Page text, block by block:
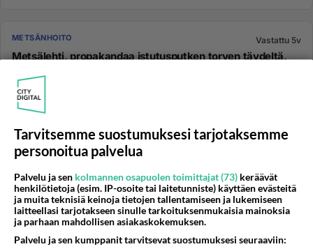
METSÄNHOITO Vastattu 5v
Metsälehti, propakandaa istutusputken torven täydeltä,
Metsälehden jota nyt ilmaiseksi tarjotaan agitointiin ei
kukaan järkevä ihminen usko. Valokuvat on
24.11.2020 14:21 3 287
METSÄNHOITO Vastattu 5v
Hallitukselle ja viherpiiperöille tiedoksi.
https://www.maaseuduntulevaisuus.fi/metsa/artikkeli-
1.1245636?
Tarvitsemme suostumuksesi tarjotaksemme
personoitua palvelua
Palvelu ja sen kolmannen osapuolen toimittajat (73) keräävät
henkilötietoja (esim. IP-osoite tai laitetunniste) käyttäen evästeitä
ja muita teknisiä keinoja tietojen tallentamiseen ja lukemiseen
laitteellasi tarjotakseen sinulle tarkoituksenmukaisia mainoksia
ja parhaan mahdollisen asiakaskokemuksen.
Palvelu ja sen kumppanit tarvitsevat suostumuksesi seuraaviin: